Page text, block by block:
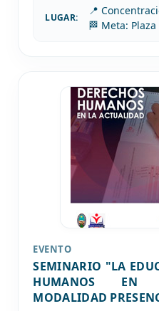
LUGAR:
📍
🏁 Meta:
EVENTO
SEMINARIO "LA
HUMANOS EN
MODALIDAD